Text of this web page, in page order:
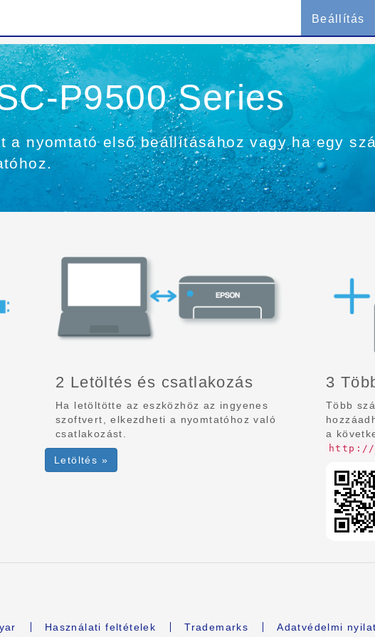
Beállítás
P9500 Series
a nyomtató első beállításához vagy ha egy
2 Letöltés és csatlakozás
Ha letöltötte az eszközhöz az ingyenes
szoftvert, elkezdheti a nyomtatóhoz való
csatlakozást.
Letöltés »
3
Több
a
http://
Használati feltételek Trademarks Adatvédelmi